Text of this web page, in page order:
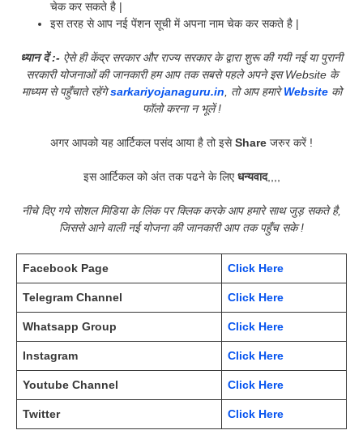
चेक कर सकते है |
इस तरह से आप नई पेंशन सूची में अपना नाम चेक कर सकते है |
ध्यान दें :- ऐसे ही केंद्र सरकार और राज्य सरकार के द्वारा शुरू की गयी नई या पुरानी
सरकारी योजनाओं की जानकारी हम आप तक सबसे पहले अपने इस Website के
माध्यम से पहुँचाते रहेंगेsarkariyojanaguru.in, तो आप हमारेWebsiteको
फॉलो करना न भूलें !
अगर आपको यह आर्टिकल पसंद आया है तो इसेShare जरुर करें !
इस आर्टिकल को अंत तक पढने के लिएधन्यवाद,,,,
नीचे दिए गये सोशल मिडिया के लिंक पर क्लिक करके आप हमारे साथ जुड़ सकते है,
जिससे आने वाली नई योजना की जानकारी आप तक पहुँच सके !
Facebook Page Click Here
Telegram Channel Click Here
Whatsapp Group Click Here
Instagram Click Here
Youtube Channel Click Here
Twitter Click Here